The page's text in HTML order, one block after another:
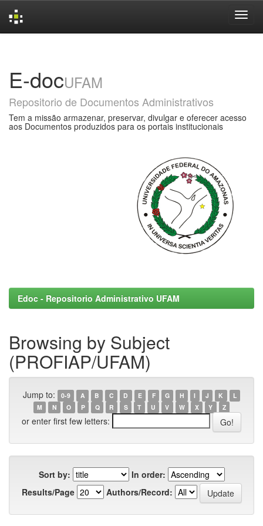
E-docUFAM
Repositorio de Documentos Administrativos
Tem a missão armazenar, preservar, divulgar e oferecer acesso
aos Documentos produzidos para os portais institucionais
Edoc - Repositorio Administrativo UFAM
Browsing by Subject
(PROFIAP/UFAM)
Jump to: 0-9 A B C D E F G H I J K
L
M
N O P Q R S T U V W X Y Z
or enter first few letters:
Sort by:
In order:
Results/Page
Authors/Record: